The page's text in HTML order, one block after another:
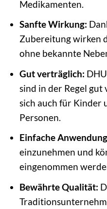
Medikamenten.
Sanfte Wirkung:
Zubereitung wirken
ohne bekannte
Gut verträglich:
sind in der Regel
sich auch für Kinder
Personen.
Einfache
einzunehmen und
eingenommen
Bewährte Qualität: